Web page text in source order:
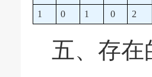
1 0 1 0 2
五、存在